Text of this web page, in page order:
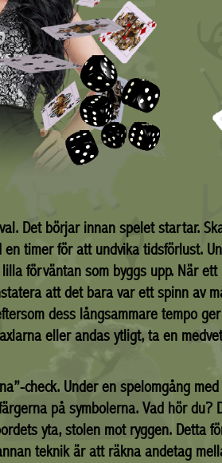
Det börjar innan spelet startar.
timer för att undvika tidsförlust.
förväntan som byggs upp. När
att det bara var ett spinn av
dess långsammare tempo
eller andas ytligt, ta en
check. Under en spelomgång
på symbolerna. Vad hör du?
yta, stolen mot ryggen. Detta
teknik är att räkna andetag